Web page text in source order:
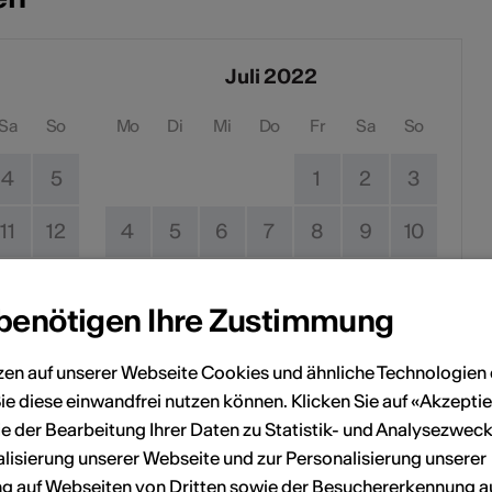
Sa So
4 5
11 12
26
Juli 2022
Mo Di Mi Do Fr Sa So
1 2 3
4 5 6 7 8 9 10
18 19 20 21 22 23
25 26 27 29 30 31
Kein Durchführungsdatum
Ihre Zustimmung
auf unserer Webseite Cookies und ähnliche Technologien
diese einwandfrei nutzen können. Klicken Sie auf
der Bearbeitung Ihrer Daten zu Statistik- und
unserer Webseite und zur Personalisierung unserer
auf Webseiten von Dritten sowie der Besuchererkennung